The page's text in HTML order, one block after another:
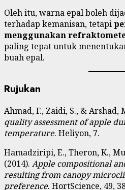
Oleh itu, warna epal boleh
terhadap kemanisan, tetapi
menggunakan
paling tepat untuk
buah epal.
Rujukan
Ahmad, F., Zaidi, S., & Arshad,
quality assessment of apple
temperature. Heliyon, 7.
Hamadziripi, E., Theron, K.,
(2014). Apple compositional
resulting from canopy
preference. HortScience, 49,